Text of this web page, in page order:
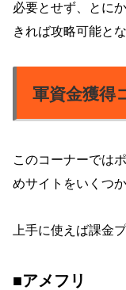
必要とせず、とに
きれば攻略可能と
軍資金獲得
このコーナーでは
めサイトをいくつ
上手に使えば課金
■アメフリ